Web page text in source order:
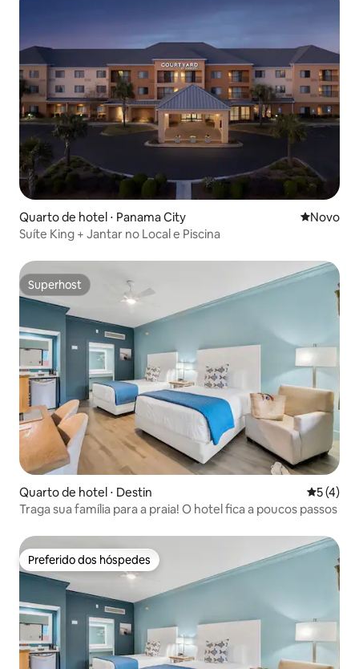
Quarto de hotel ⋅ Panama City Novo
Novo
Suíte King + Jantar no Local e Piscina
Superhost
Superhost
Quarto de hotel ⋅ Destin 5 de
5 (4)
Traga sua família para a praia! O hotel fica a poucos passos
Preferido dos hóspedes
Preferido dos hóspedes